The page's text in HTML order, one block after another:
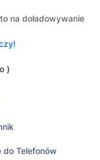
na doładowywanie
)
do Telefonów